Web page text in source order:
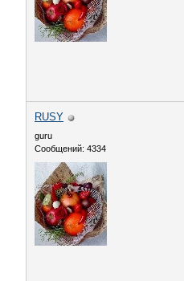
RUSY
guru
Сообщений: 4334